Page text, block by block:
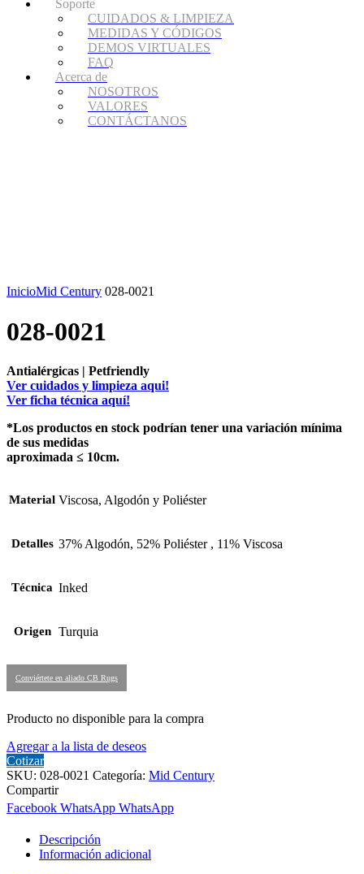
Soporte
CUIDADOS & LIMPIEZA
MEDIDAS Y CÓDIGOS
DEMOS VIRTUALES
FAQ
Acerca de
NOSOTROS
VALORES
CONTÁCTANOS
InicioMid Century 028-0021
028-0021
Antialérgicas | Petfriendly
Ver cuidados y limpieza aqui!
Ver ficha técnica aquí!
*Los productos en stock podrían tener una variación mínima
de sus medidas
aproximada ≤ 10cm.
Material Viscosa, Algodón y Poliéster
Detalles 37% Algodón, 52% Poliéster , 11% Viscosa
Técnica Inked
Origen Turquia
Conviértete en aliado CB Rugs
Producto no disponible para la compra
Agregar a la lista de deseos
Cotizar
SKU: 028-0021 Categoría: Mid Century
Compartir
Facebook WhatsApp WhatsApp
Descripción
Información adicional